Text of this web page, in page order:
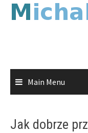
Skip
Main Menu
Jak dobrze